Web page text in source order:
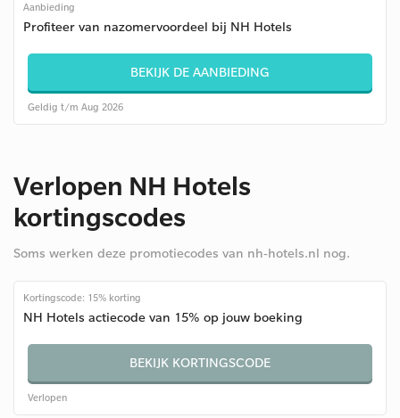
Aanbieding
Profiteer van nazomervoordeel bij NH Hotels
BEKIJK DE AANBIEDING
Geldig t/m Aug 2026
Verlopen NH Hotels
kortingscodes
Soms werken deze promotiecodes van nh-hotels.nl nog.
Kortingscode: 15% korting
NH Hotels actiecode van 15% op jouw boeking
BEKIJK KORTINGSCODE
Verlopen